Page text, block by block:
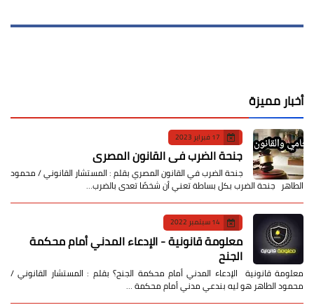
أخبار مميزة
17 فبراير 2023
جنحة الضرب في القانون المصري
جنحة الضرب في القانون المصري بقلم : المستشار القانوني / محمود
الطاهر جنحة الضرب بكل بساطة تعني أن شخصًا تعدى بالضرب…
14 سبتمبر 2022
معلومة قانونية - الإدعاء المدني أمام محكمة
الجنح
معلومة قانونية الإدعاء المدني أمام محكمة الجنح؟ بقلم : المستشار القانوني /
محمود الطاهر هو ليه بندعي مدني أمام محكمة …